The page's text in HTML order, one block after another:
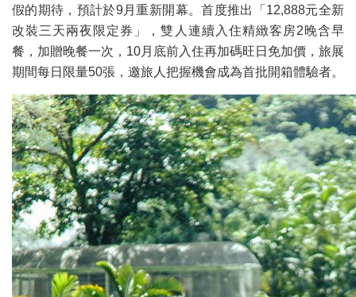
假的期待，預計於9月重新開幕。首度推出「12,888元全新
改裝三天兩夜限定券」，雙人連續入住精緻客房2晚含早
餐，加贈晚餐一次，10月底前入住再加碼旺日免加價，旅展
期間每日限量50張，邀旅人把握機會成為首批開箱體驗者。